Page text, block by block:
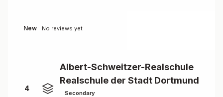
New No reviews yet
4
Albert-Schweitzer-Realschule
Realschule der Stadt Dortmund
Secondary